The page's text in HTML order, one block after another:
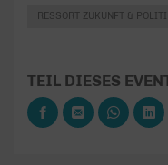
RESSORT ZUKUNFT &
TEIL DIESES